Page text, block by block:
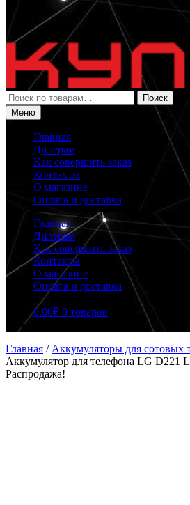
Искать:
Поиск
Меню
Главная
Дилерам
Как совершить заказ
Контакты
О магазине
Оплата и доставка
Главная
Дилерам
Как совершить заказ
Контакты
О магазине
Оплата и доставка
0.00₽ 0 товаров
Главная / Аккумуляторы для
Аккумулятор для телефона LG D221
Распродажа!